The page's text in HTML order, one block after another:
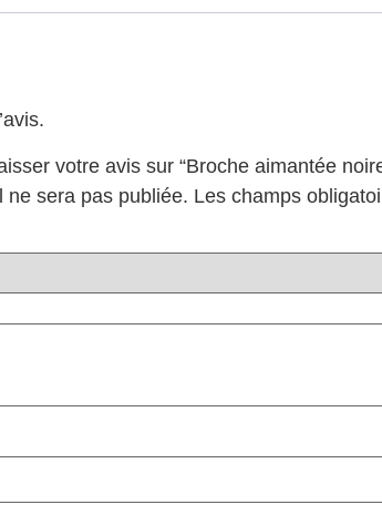
votre avis sur “Broche aimantée
ne sera pas publiée. Les champs